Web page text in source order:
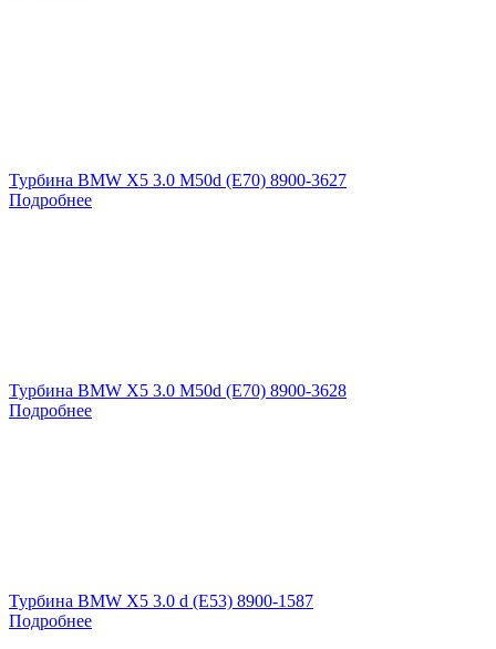
Турбина BMW X5 3.0 M50d (E70) 8900-3627
Подробнее
Турбина BMW X5 3.0 M50d (E70) 8900-3628
Подробнее
Турбина BMW X5 3.0 d (E53) 8900-1587
Подробнее